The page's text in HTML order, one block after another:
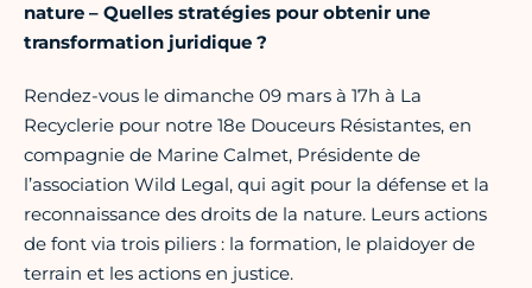
nature – Quelles stratégies pour obtenir une
transformation juridique ?
Rendez-vous le dimanche 09 mars à 17h à La
Recyclerie pour notre 18e Douceurs Résistantes, en
compagnie de Marine Calmet, Présidente de
l’association Wild Legal, qui agit pour la défense et la
reconnaissance des droits de la nature. Leurs actions
de font via trois piliers : la formation, le plaidoyer de
terrain et les actions en justice.